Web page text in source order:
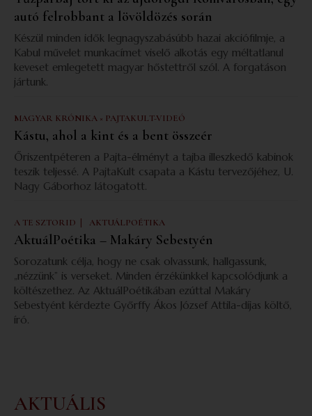
autó felrobbant a lövöldözés során
Készül minden idők legnagyszabásúbb hazai akciófilmje, a
Kabul művelet munkacímet viselő alkotás egy méltatlanul
keveset emlegetett magyar hőstettről szól. A forgatáson
jártunk.
MAGYAR KRÓNIKA × PAJTAKULT-VIDEÓ
Kástu, ahol a kint és a bent összeér
Őriszentpéteren a Pajta-élményt a tajba illeszkedő kabinok
teszik teljessé. A PajtaKult csapata a Kástu tervezőjéhez, U.
Nagy Gáborhoz látogatott.
A TE SZTORID | AKTUÁLPOÉTIKA
AktuálPoétika – Makáry Sebestyén
Sorozatunk célja, hogy ne csak olvassunk, hallgassunk,
„nézzünk” is verseket. Minden érzékünkkel kapcsolódjunk a
költészethez. Az AktuálPoétikában ezúttal Makáry
Sebestyént kérdezte Győrffy Ákos József Attila-díjas költő,
író.
AKTUÁLIS